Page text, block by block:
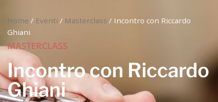
Home / Eventi / Masterclass / Incontro con Riccardo
Ghiani
MASTERCLASS
Incontro con Riccardo
Ghiani